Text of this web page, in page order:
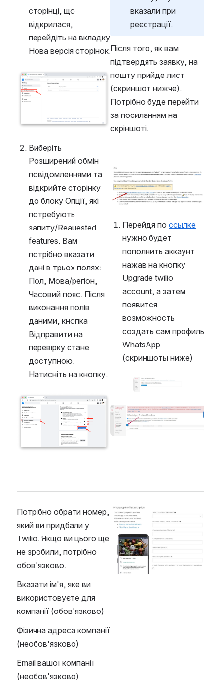
сторінці, що
відкрилася,
перейдіть на вкладку
Нова версія сторінок.
Open
Виберіть
Розширений обмін
повідомленнями та
відкрийте сторінку
до блоку Опції, які
потребують
запиту/Reauested
features. Вам
потрібно вказати
дані в трьох полях:
Пол, Мова/регіон,
Часовий пояс. Після
виконання полів
даними, кнопка
Відправити на
перевірку стане
доступною.
Натисніть на кнопку.
Open
вказали при
реєстрації.
Після того, як вам
підтвердять заявку, на
пошту прийде лист
(скриншот нижче).
Потрібно буде перейти
за посиланням на
скріншоті.
Open
Перейдя по ссылке
нужно будет
пополнить аккаунт
нажав на кнопку
Upgrade twilio
account, а затем
появится
возможность
создать сам профиль
WhatsApp
(скриншоты ниже)
Open
Open
Потрібно обрати номер,
який ви придбали у
Twilio. Якщо ви цього ще
не зробили, потрібно
обов'язково.
Вказати ім'я, яке ви
використовуєте для
компанії (обов'язково)
Фізична адреса компанії
(необов'язково)
Email вашої компанії
(необов'язково)
Open